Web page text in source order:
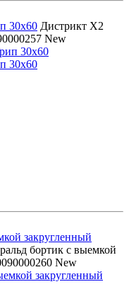
30x60 Дистрикт Х2
New
30x60
закругленный
бортик с выемкой
New